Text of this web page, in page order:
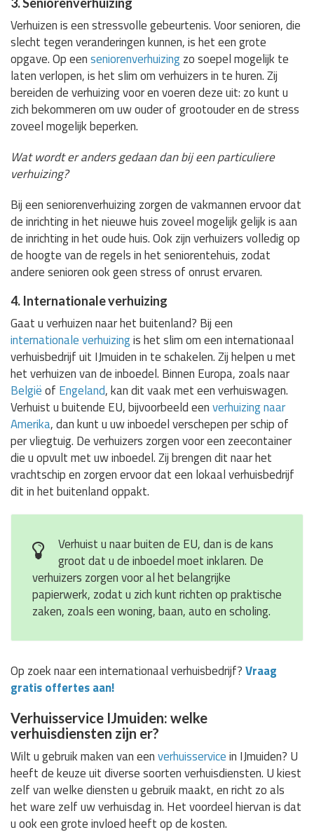
Verhuizen is een stressvolle gebeurtenis. Voor senioren, die
slecht tegen veranderingen kunnen, is het een grote
opgave. Op eenseniorenverhuizingzo soepel mogelijk te
laten verlopen, is het slim om verhuizers in te huren. Zij
bereiden de verhuizing voor en voeren deze uit: zo kunt u
zich bekommeren om uw ouder of grootouder en de stress
zoveel mogelijk beperken.
Wat wordt er anders gedaan dan bij een particuliere
verhuizing?
Bij een seniorenverhuizing zorgen de vakmannen ervoor dat
de inrichting in het nieuwe huis zoveel mogelijk gelijk is aan
de inrichting in het oude huis. Ook zijn verhuizers volledig op
de hoogte van de regels in het seniorentehuis, zodat
andere senioren ook geen stress of onrust ervaren.
4. Internationale verhuizing
Gaat u verhuizen naar het buitenland? Bij een
internationale verhuizingis het slim om een internationaal
verhuisbedrijf uit IJmuiden in te schakelen. Zij helpen u met
het verhuizen van de inboedel. Binnen Europa, zoals naar
Belgiëof Engeland, kan dit vaak met een verhuiswagen.
Verhuist u buitende EU, bijvoorbeeld eenverhuizing naar
Amerika, dan kunt u uw inboedel verschepen per schip of
per vliegtuig. De verhuizers zorgen voor een zeecontainer
die u opvult met uw inboedel. Zij brengen dit naar het
vrachtschip en zorgen ervoor dat een lokaal verhuisbedrijf
dit in het buitenland oppakt.
Verhuist u naar buiten de EU, dan is de kans
groot dat u de inboedel moet inklaren. De
verhuizers zorgen voor al het belangrijke
papierwerk, zodat u zich kunt richten op praktische
zaken, zoals een woning, baan, auto en scholing.
Op zoek naar een internationaal verhuisbedrijf?Vraag
gratis offertes aan!
Verhuisservice IJmuiden: welke
verhuisdiensten zijn er?
Wilt u gebruik maken van eenverhuisservicein IJmuiden? U
heeft de keuze uit diverse soorten verhuisdiensten. U kiest
zelf van welke diensten u gebruik maakt, en richt zo als
het ware zelf uw verhuisdag in. Het voordeel hiervan is dat
u ook een grote invloed heeft op de kosten.